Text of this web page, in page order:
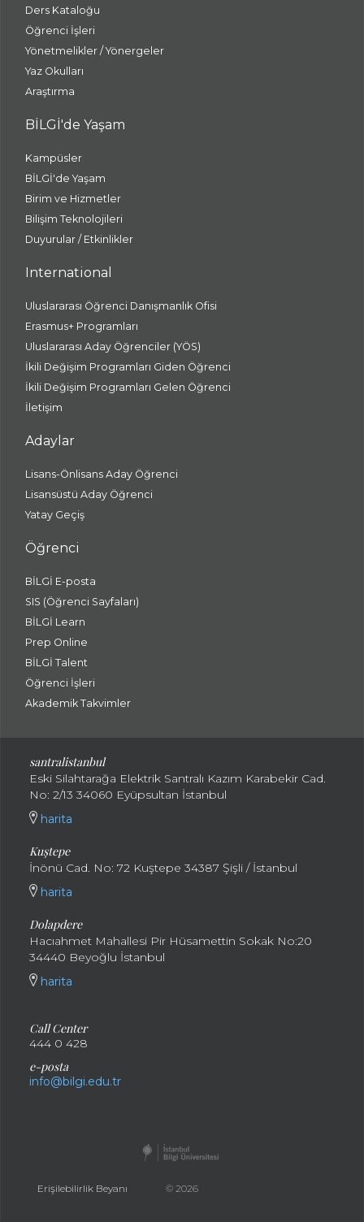
Ders Kataloğu
Öğrenci İşleri
Yönetmelikler / Yönergeler
Yaz Okulları
Araştırma
BİLGİ'de Yaşam
Kampüsler
BİLGİ'de Yaşam
Birim ve Hizmetler
Bilişim Teknolojileri
Duyurular / Etkinlikler
International
Uluslararası Öğrenci Danışmanlık Ofisi
Erasmus+ Programları
Uluslararası Aday Öğrenciler (YÖS)
İkili Değişim Programları Giden Öğrenci
İkili Değişim Programları Gelen Öğrenci
İletişim
Adaylar
Lisans-Önlisans Aday Öğrenci
Lisansüstü Aday Öğrenci
Yatay Geçiş
Öğrenci
BİLGİ E-posta
SIS (Öğrenci Sayfaları)
BİLGİ Learn
Prep Online
BİLGİ Talent
Öğrenci İşleri
Akademik Takvimler
santralistanbul
Eski Silahtarağa Elektrik Santralı Kazım Karabekir Cad.
No: 2/13 34060 Eyüpsultan İstanbul
harita
Kuştepe
İnönü Cad. No: 72 Kuştepe 34387 Şişli / İstanbul
harita
Dolapdere
Hacıahmet Mahallesi Pir Hüsamettin Sokak No:20
34440 Beyoğlu İstanbul
harita
Call Center
444 0 428
e-posta
info@bilgi.edu.tr
Erişilebilirlik Beyanı © 2026